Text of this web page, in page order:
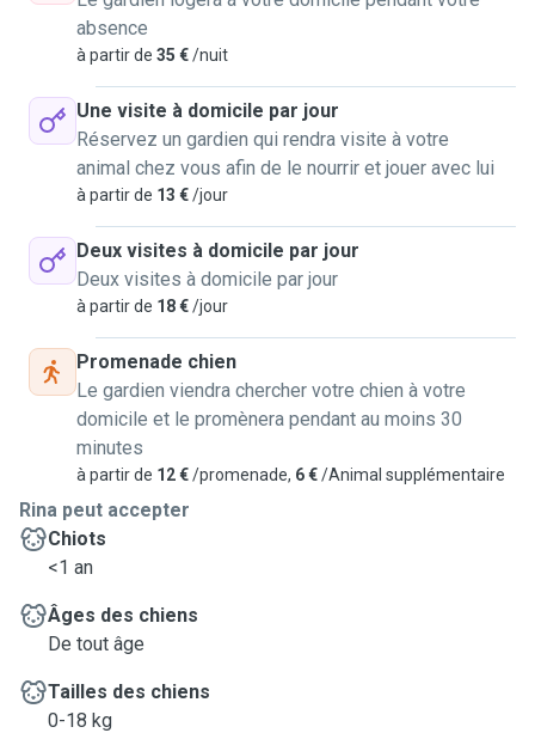
absence
à partir de 35 €/nuit
Une visite à domicile par jour
Réservez un gardien qui rendra visite à votre
animal chez vous afin de le nourrir et jouer avec lui
à partir de 13 €/jour
Deux visites à domicile par jour
Deux visites à domicile par jour
à partir de 18 €/jour
Promenade chien
Le gardien viendra chercher votre chien à votre
domicile et le promènera pendant au moins 30
minutes
à partir de 12 €/promenade, 6 €/Animal supplémentaire
Rina peut accepter
Chiots
<1 an
Âges des chiens
De tout âge
Tailles des chiens
0-18 kg